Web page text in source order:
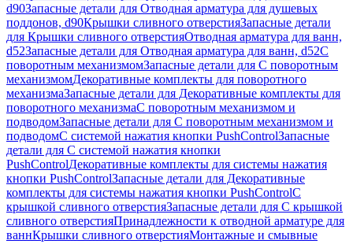
d90Запасные детали для Отводная арматура для душевых
поддонов, d90Крышки сливного отверстияЗапасные детали
для Крышки сливного отверстияОтводная арматура для ванн,
d52Запасные детали для Отводная арматура для ванн, d52С
поворотным механизмомЗапасные детали для С поворотным
механизмомДекоративные комплекты для поворотного
механизмаЗапасные детали для Декоративные комплекты для
поворотного механизмаС поворотным механизмом и
подводомЗапасные детали для С поворотным механизмом и
подводомС системой нажатия кнопки PushControlЗапасные
детали для С системой нажатия кнопки
PushControlДекоративные комплекты для системы нажатия
кнопки PushControlЗапасные детали для Декоративные
комплекты для системы нажатия кнопки PushControlС
крышкой сливного отверстияЗапасные детали для С крышкой
сливного отверстияПринадлежности к отводной арматуре для
ваннКрышки сливного отверстияМонтажные и смывные